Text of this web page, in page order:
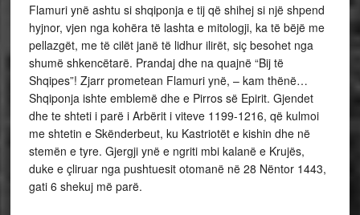
Flamuri ynë ashtu si shqiponja e tij që shihej si një shpend
hyjnor, vjen nga kohëra të lashta e mitologji, ka të bëjë me
pellazgët, me të cilët janë të lidhur ilirët, siç besohet nga
shumë shkencëtarë. Prandaj dhe na quajnë “Bij të
Shqipes”! Zjarr prometean Flamuri ynë, – kam thënë… ​​​​​​
Shqiponja ishte emblemë dhe e Pirros së Epirit. Gjendet
dhe te shteti i parë i Arbërit i viteve 1199-1216, që kulmoi
me shtetin e Skënderbeut, ku Kastriotët e kishin dhe në
stemën e tyre. Gjergji ynë e ngriti mbi kalanë e Krujës,
duke e çliruar nga pushtuesit otomanë në 28 Nëntor 1443,
gati 6 shekuj më parë.